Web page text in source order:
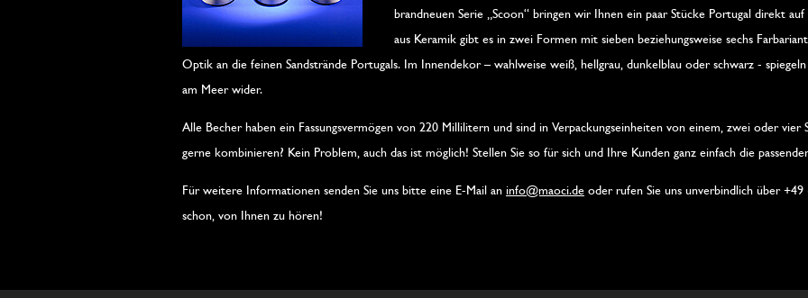
brandneuen Serie „Scoon“ bringen wir Ihnen ein paar Stücke Portugal direkt
aus Keramik gibt es in zwei Formen mit sieben beziehungsweise sechs
Optik an die feinen Sandstrände Portugals. Im Innendekor – wahlweise weiß, hellgrau, dunkelblau oder schwarz -
am Meer wider.
Alle Becher haben ein Fassungsvermögen von 220 Millilitern und sind in Verpackungseinheiten von einem, zwei oder
gerne kombinieren? Kein Problem, auch das ist möglich! Stellen Sie so für sich und Ihre Kunden ganz einfach die
Für weitere Informationen senden Sie uns bitte eine E-Mail an info@maoci.de oder rufen Sie uns unverbindlich über
schon, von Ihnen zu hören!